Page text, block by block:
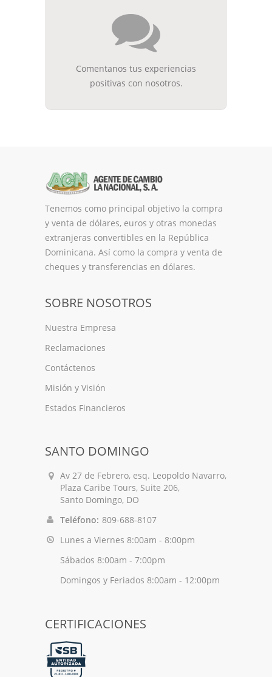
Comentanos tus experiencias
positivas con nosotros.
Tenemos como principal objetivo la compra
y venta de dólares, euros y otras monedas
extranjeras convertibles en la República
Dominicana. Así como la compra y venta de
cheques y transferencias en dólares.
SOBRE NOSOTROS
Nuestra Empresa
Reclamaciones
Contáctenos
Misión y Visión
Estados Financieros
SANTO DOMINGO
Av 27 de Febrero, esq. Leopoldo Navarro,
Plaza Caribe Tours, Suite 206,
Santo Domingo, DO
Teléfono: 809-688-8107
Lunes a Viernes 8:00am - 8:00pm
Sábados 8:00am - 7:00pm
Domingos y Feriados 8:00am - 12:00pm
CERTIFICACIONES